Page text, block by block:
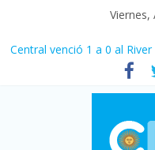
Fuerte caída de la venta de
Central venció 1 a 0 al
La morosidad alcanzó su
afecta a 400 mil deudores
Desde que asumió Milei